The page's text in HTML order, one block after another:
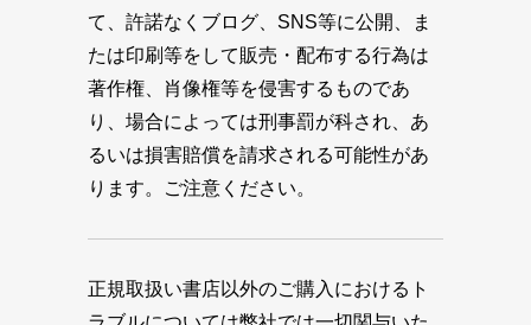
て、許諾なくブログ、SNS等に公開、ま
たは印刷等をして販売・配布する行為は
著作権、肖像権等を侵害するものであ
り、場合によっては刑事罰が科され、あ
るいは損害賠償を請求される可能性があ
ります。ご注意ください。
正規取扱い書店以外のご購入におけるト